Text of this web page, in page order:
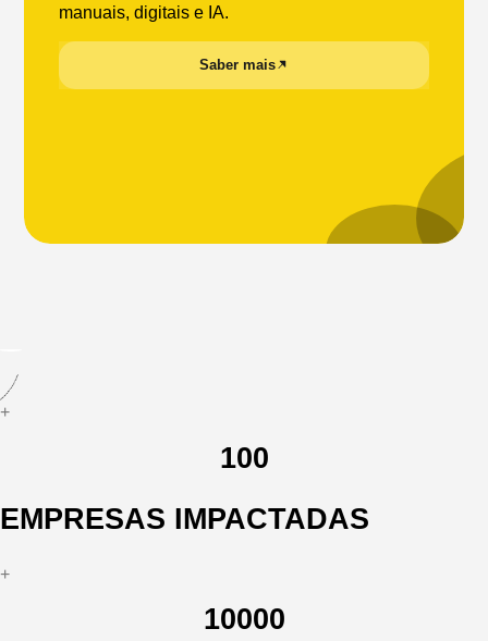
manuais, digitais e IA.
Saber mais
+
100
EMPRESAS IMPACTADAS
+
10000